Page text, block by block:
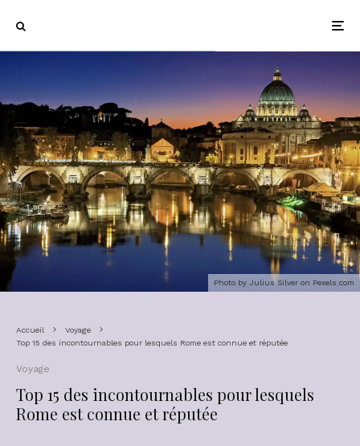
Photo by Julius Silver on Pexels.com
Accueil
Voyage
Top 15 des incontournables pour lesquels Rome est connue et réputée
Voyage
Top 15 des incontournables pour lesquels
Rome est connue et réputée